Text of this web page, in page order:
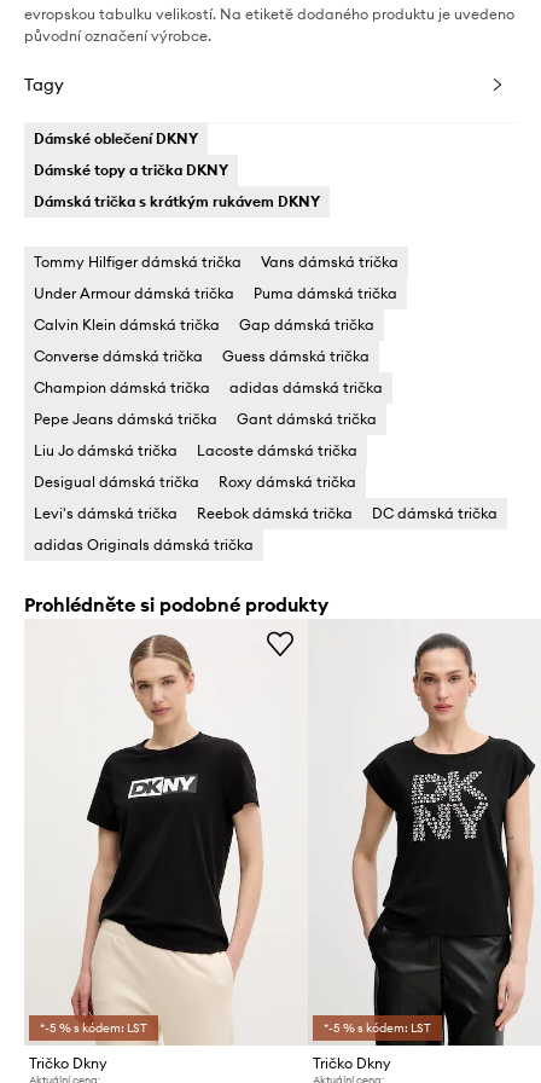
evropskou tabulku velikostí. Na etiketě dodaného produktu je uvedeno
původní označení výrobce.
Tagy
Dámské oblečení DKNY
Dámské topy a trička DKNY
Dámská trička s krátkým rukávem DKNY
Tommy Hilfiger dámská trička
Vans dámská trička
Under Armour dámská trička
Puma dámská trička
Calvin Klein dámská trička
Gap dámská trička
Converse dámská trička
Guess dámská trička
Champion dámská trička
adidas dámská trička
Pepe Jeans dámská trička
Gant dámská trička
Liu Jo dámská trička
Lacoste dámská trička
Desigual dámská trička
Roxy dámská trička
Levi's dámská trička
Reebok dámská trička
DC dámská trička
adidas Originals dámská trička
Prohlédněte si podobné produkty
*-5 % s kódem: LST
Tričko Dkny
Aktuální cena:
*-5 % s kódem: LST
Tričko Dkny
Aktuální cena: